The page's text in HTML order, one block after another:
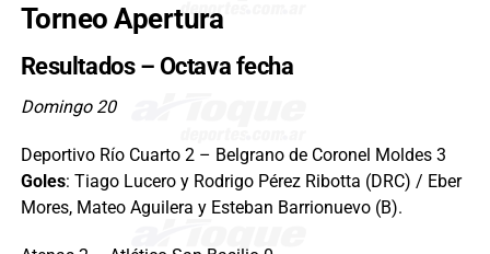
Torneo Apertura
Resultados – Octava fecha
Domingo 20
Deportivo Río Cuarto 2 – Belgrano de Coronel Moldes 3
Goles: Tiago Lucero y Rodrigo Pérez Ribotta (DRC) / Eber
Mores, Mateo Aguilera y Esteban Barrionuevo (B).